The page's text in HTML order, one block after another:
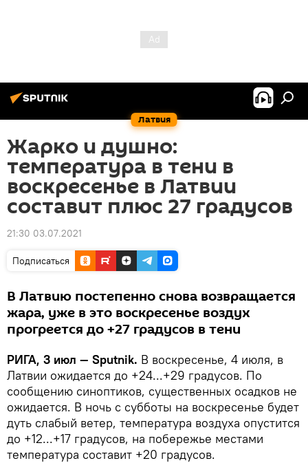
Латвия
Жарко и душно:
температура в тени в
воскресенье в Латвии
составит плюс 27 градусов
21:30 03.07.2021
Подписаться
В Латвию постепенно снова возвращается
жара, уже в это воскресенье воздух
прогреется до +27 градусов в тени
РИГА, 3 июл — Sputnik. В воскресенье, 4 июля, в
Латвии ожидается до +24...+29 градусов. По
сообщению синоптиков, существенных осадков не
ожидается. В ночь с субботы на воскресенье будет
дуть слабый ветер, температура воздуха опустится
до +12...+17 градусов, на побережье местами
температура составит +20 градусов.